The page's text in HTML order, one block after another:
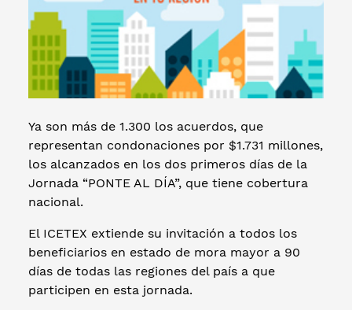
Ya son más de 1.300 los acuerdos, que
representan condonaciones por $1.731 millones,
los alcanzados en los dos primeros días de la
Jornada “PONTE AL DÍA”, que tiene cobertura
nacional.
El ICETEX extiende su invitación a todos los
beneficiarios en estado de mora mayor a 90
días de todas las regiones del país a que
participen en esta jornada.